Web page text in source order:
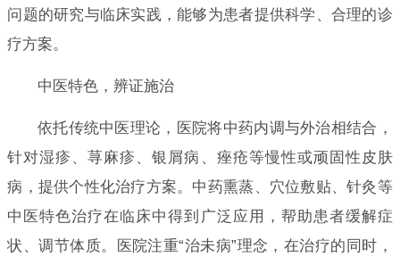
问题的研究与临床实践，能够为患者提供科学、合理的诊
疗方案。
中医特色，辨证施治
依托传统中医理论，医院将中药内调与外治相结合，
针对湿疹、荨麻疹、银屑病、痤疮等慢性或顽固性皮肤
病，提供个性化治疗方案。中药熏蒸、穴位敷贴、针灸等
中医特色治疗在临床中得到广泛应用，帮助患者缓解症
状、调节体质。医院注重“治未病”理念，在治疗的同时，